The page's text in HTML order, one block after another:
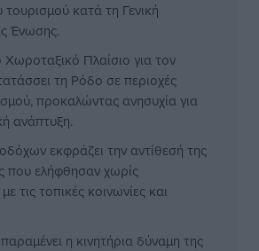
κατά τη Γενική
Ένωσης.
Χωροταξικό Πλαίσιο για τον
τη Ρόδο σε περιοχές
προκαλώντας ανησυχία για
ανάπτυξη.
εκφράζει την αντίθεσή της
που ελήφθησαν χωρίς
τις τοπικές κοινωνίες και
η κινητήρια δύναμη της